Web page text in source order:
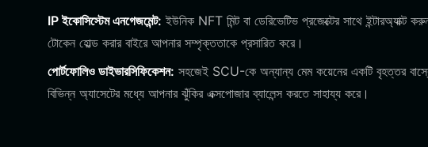
IP ইকোসিস্টেম এনগেজমেন্ট: ইউনিক NFT মিন্ট বা ডেরিভেটিভ প্রজেক্টের সাথে
টোকেন হোল্ড করার বাইরে আপনার সম্পৃক্ততাকে প্রসারিত করে।
পোর্টফোলিও ডাইভারসিফিকেশন: সহজেই SCU-কে অন্যান্য মেম কয়েনের একটি বৃহত্তর
বিভিন্ন অ্যাসেটের মধ্যে আপনার ঝুঁকির এক্সপোজার ব্যালেন্স করতে সাহায্য করে।